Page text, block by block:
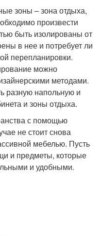
зоны – зона отдыха,
произвести
быть изолированы от
в нее и потребует ли
перепланировки.
можно
методами.
разную напольную и
и зоны отдыха.
с помощью
не стоит снова
мебелью. Пусть
и предметы, которые
и удобными.